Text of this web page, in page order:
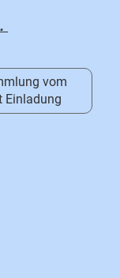
vom
Einladung